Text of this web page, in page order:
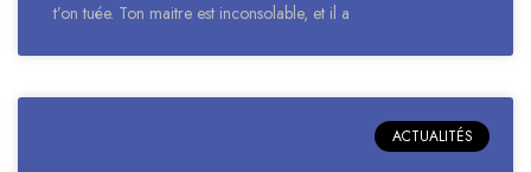
t’on tuée. Ton maitre est inconsolable, et il a
ACTUALITÉS